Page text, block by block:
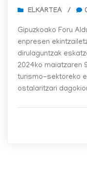
ELKARTEA /
Gipuzkoako Foru
enpresen
dirulaguntzak
2024ko maiatzaren
turismo-sektoreko
ostalaritzari